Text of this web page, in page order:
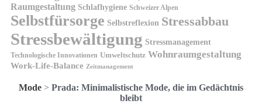
Raumgestaltung Schlafhygiene Schweizer Alpen
Selbstfürsorge Selbstreflexion Stressabbau
Stressbewältigung Stressmanagement
Technologische Innovationen Umweltschutz Wohnraumgestaltung
Work-Life-Balance Zeitmanagement
Mode > Prada: Minimalistische Mode, die im Gedächtnis
bleibt